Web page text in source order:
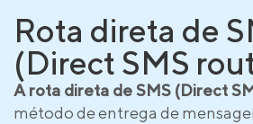
Rota direta de
(Direct SMS
A rota direta de SMS (Direct
método de entrega de